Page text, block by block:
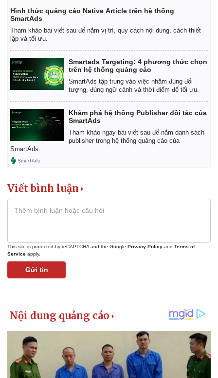
Pháp luật
Vụ án
Tư vấn luật
Quân sự - Quốc phòng
Việt Nam
Phân tích
Hình thức quảng cáo Native Article trên hệ thống
SmartAds
Tham khảo bài viết sau để nắm vị trí, quy cách nội dung, cách thiết
lập và tối ưu.
Smartads Targeting: 4 phương thức chọn
trên hệ thống quảng cáo
SmartAds tập trung vào việc nhắm đúng đối
tượng, đúng ngữ cảnh và thời điểm để tối ưu.
Khám phá hệ thống Publisher đối tác của
SmartAds
Tham khảo ngay bài viết sau để nắm danh sách
publisher trong hệ thống quảng cáo của
SmartAds.
Viết bình luận
This site is protected by reCAPTCHA and the Google Privacy Policy and Terms of
Service apply.
Gửi tin